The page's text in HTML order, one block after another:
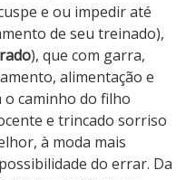
e ou impedir até
de seu treinado),
), que com garra,
alimentação e
o caminho do filho
e trincado sorriso
à moda mais
do errar. Da